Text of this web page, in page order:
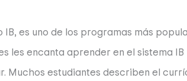
es uno de los programas más
les encanta aprender en el sistema
Muchos estudiantes describen el